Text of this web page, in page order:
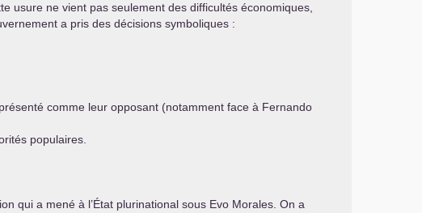
usure ne vient pas seulement des difficultés économiques,
a pris des décisions symboliques :
comme leur opposant (notamment face à Fernando
populaires.
qui a mené à l’État plurinational sous Evo Morales. On a